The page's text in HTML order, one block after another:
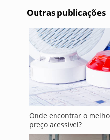
Outras publicações
Onde encontrar o
preço acessível?